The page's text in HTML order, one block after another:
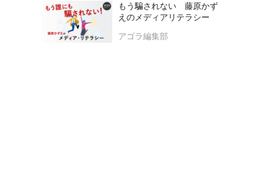
もう騙されない 藤原かず
えのメディアリテラシー
アゴラ編集部